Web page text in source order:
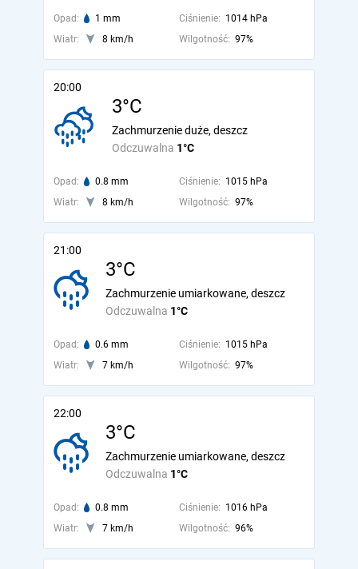
Opad: 1 mm Ciśnienie: 1014 hPa
Wiatr:
8 km/h Wilgotność: 97%
20:00
3°C
Odczuwalna 1°C
Zachmurzenie duże, deszcz
Opad: 0.8 mm Ciśnienie: 1015 hPa
Wiatr:
8 km/h Wilgotność: 97%
21:00
3°C
Odczuwalna 1°C
Zachmurzenie umiarkowane, deszcz
Opad: 0.6 mm Ciśnienie: 1015 hPa
Wiatr:
7 km/h Wilgotność: 97%
22:00
3°C
Odczuwalna 1°C
Zachmurzenie umiarkowane, deszcz
Opad: 0.8 mm Ciśnienie: 1016 hPa
Wiatr:
7 km/h Wilgotność: 96%